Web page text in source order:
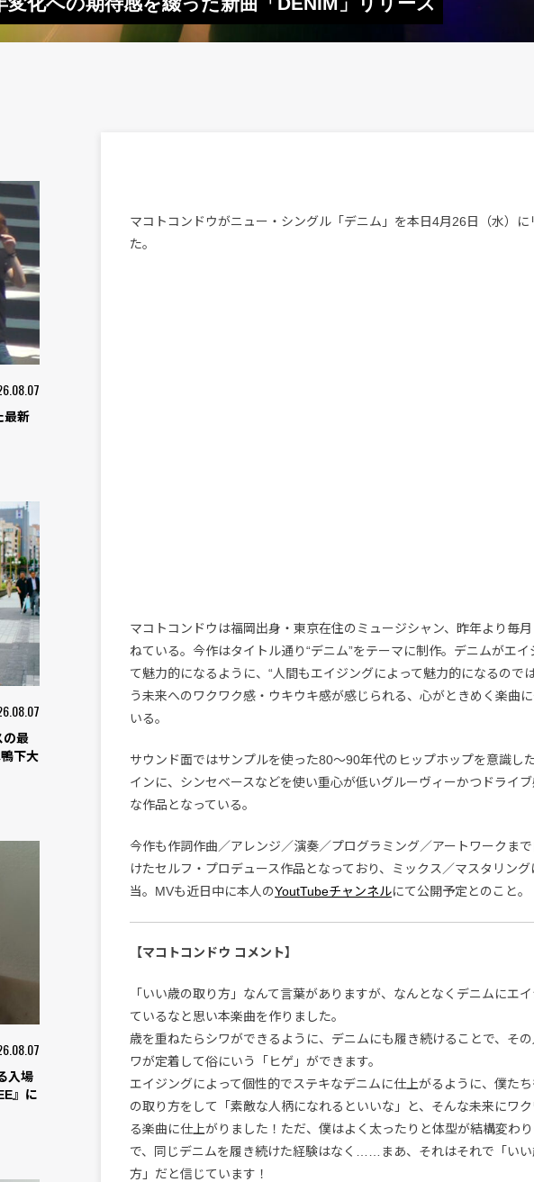
最新
の最
下大
入場
』に
マコトコンドウがニュー・シングル「デニム」を本日4月26日（水）に
た。
マコトコンドウは福岡出身・東京在住のミュージシャン、昨年より毎
ねている。今作はタイトル通り“デニム”をテーマに制作。デニムがエイ
て魅力的になるように、“人間もエイジングによって魅力的になるので
う未来へのワクワク感・ウキウキ感が感じられる、心がときめく楽曲
いる。
サウンド面ではサンプルを使った80〜90年代のヒップホップを意識し
インに、シンセベースなどを使い重心が低いグルーヴィーかつドライ
な作品となっている。
今作も作詞作曲／アレンジ／演奏／プログラミング／アートワークま
けたセルフ・プロデュース作品となっており、ミックス／マスタリン
当。MVも近日中に本人のYoutTubeチャンネルにて公開予定とのこと。
【マコトコンドウ コメント】
「いい歳の取り方」なんて言葉がありますが、なんとなくデニムにエ
ているなと思い本楽曲を作りました。
歳を重ねたらシワができるように、デニムにも履き続けることで、そ
ワが定着して俗にいう「ヒゲ」ができます。
エイジングによって個性的でステキなデニムに仕上がるように、僕た
の取り方をして「素敵な人柄になれるといいな」と、そんな未来にワ
る楽曲に仕上がりました！ただ、僕はよく太ったりと体型が結構変わ
で、同じデニムを履き続けた経験はなく……まあ、それはそれで「いい
方」だと信じています！